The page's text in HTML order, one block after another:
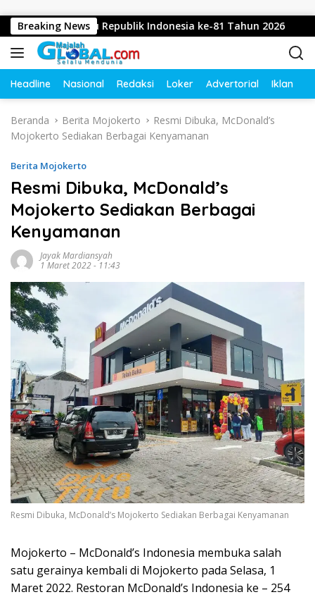
Breaking NewsRepublik Indonesia ke-81 Tahun 2026
Headline Nasional Redaksi Loker Advertorial Iklan
Beranda Berita Mojokerto
Resmi Dibuka, McDonald’s
Mojokerto Sediakan Berbagai Kenyamanan
Berita Mojokerto
Resmi Dibuka, McDonald’s
Mojokerto Sediakan Berbagai
Kenyamanan
Jayak Mardiansyah
1 Maret 2022 - 11:43
Resmi Dibuka, McDonald’s Mojokerto Sediakan Berbagai Kenyamanan
Mojokerto – McDonald’s Indonesia membuka salah
satu gerainya kembali di Mojokerto pada Selasa, 1
Maret 2022. Restoran McDonald’s Indonesia ke – 254